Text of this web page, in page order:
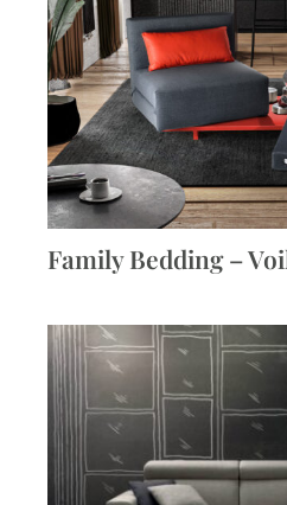
Family Bedding –